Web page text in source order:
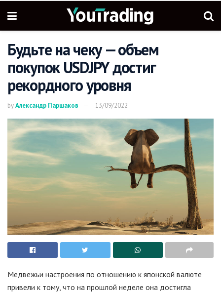
Будьте на чеку — объем
покупок USDJPY достиг
рекордного уровня
byАлександр Паршаков 13/09/2022
Медвежьи настроения по отношению к японской валюте
привели к тому, что на прошлой неделе она достигла